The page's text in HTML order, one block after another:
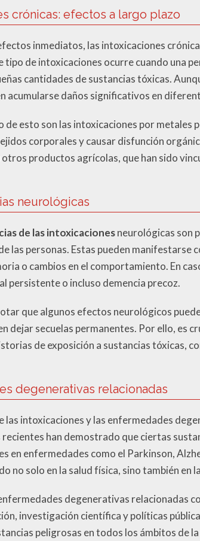
crónicas: efectos a largo plazo
inmediatos, las intoxicaciones
tipo de intoxicaciones ocurre cuando una
cantidades de sustancias tóxicas.
acumularse daños significativos en
de esto son las intoxicaciones por metales
corporales y causar disfunción
otros productos agrícolas, que han sido
neurológicas
de las intoxicacionesneurológicas son
las personas. Estas pueden
o cambios en el comportamiento. En
persistente o incluso demencia precoz.
que algunos efectos neurológicos
dejar secuelas permanentes. Por ello, es
de exposición a sustancias tóxicas,
degenerativas relacionadas
las intoxicaciones y las enfermedades
han demostrado que ciertas
en enfermedades como el Parkinson,
no solo en la salud física, sino también en
degenerativas relacionadas
investigación científica y políticas
peligrosas en todos los ámbitos de